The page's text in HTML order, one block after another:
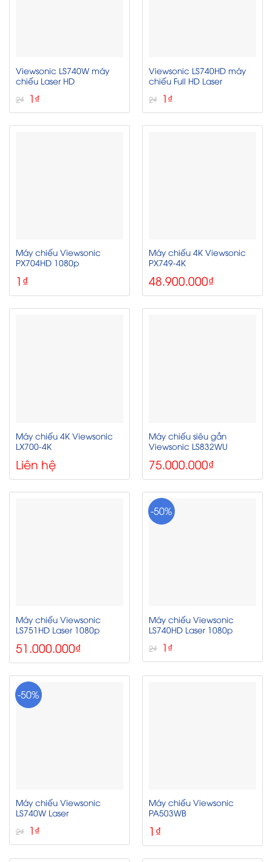
Viewsonic LS740W máy
chiếu Laser HD
2₫ Giá
gốc
là:
1₫Giá
hiện
tại
1₫.
Viewsonic LS740HD máy
chiếu Full HD Laser
2₫ Giá
gốc
là:
1₫Giá
hiện
tại
1₫.
Máy chiếu Viewsonic
PX704HD 1080p
1₫
Máy chiếu 4K Viewsonic
PX749-4K
48.900.000₫
Máy chiếu 4K Viewsonic
LX700-4K
Liên hệ
Máy chiếu siêu gần
Viewsonic LS832WU
75.000.000₫
Máy chiếu Viewsonic
LS751HD Laser 1080p
51.000.000₫
-50%
Máy chiếu Viewsonic
LS740HD Laser 1080p
2₫ Giá
gốc
là:
1₫Giá
hiện
tại
1₫.
-50%
Máy chiếu Viewsonic
LS740W Laser
2₫ Giá
gốc
là:
1₫Giá
hiện
tại
1₫.
Máy chiếu Viewsonic
PA503WB
1₫